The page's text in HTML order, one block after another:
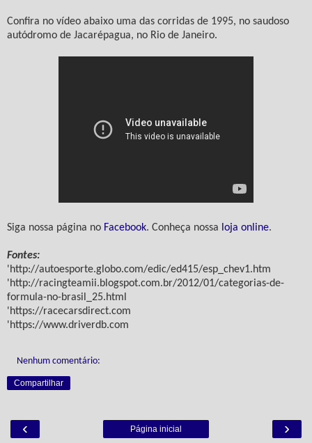
Confira no vídeo abaixo uma das corridas de 1995, no saudoso
autódromo de Jacarépagua, no Rio de Janeiro.
Siga nossa página no Facebook. Conheça nossa loja online.
Fontes:
'http://autoesporte.globo.com/edic/ed415/esp_chev1.htm
'http://racingteamii.blogspot.com.br/2012/01/categorias-de-
formula-no-brasil_25.html
'https://racecarsdirect.com
'https://www.driverdb.com
Nenhum comentário:
Compartilhar
‹ ›
Página inicial